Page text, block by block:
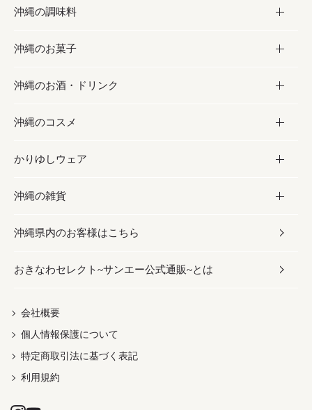
フルーツ・野菜
お肉
海産物
加工食品
缶詰／パウチ
沖縄料理
沖縄そば／乾麺
レトルト食品
乾物／粉類
沖縄の調味料
調味料
砂糖／黒砂糖
塩
お酢／ドレッシング
しょうゆ
みそ
だし／スパイス／島唐辛子
沖縄のお菓子
お菓子
黒糖
ちんすこう
伝統菓子
スナック
おつまみ
紅芋
沖縄のお酒・ドリンク
お酒・ドリンク
泡盛
ビール・チューハイ
ワイン・ウィスキー・カクテル
ドリンク
茶葉
沖縄のコスメ
コスメ
スキンケア
ボディケア
ヘアケア
UVケア
かりゆしウェア
かりゆしウェア
メンズ
レディース
沖縄の雑貨
雑貨
沖縄ファッション
伝統工芸品
沖縄県内のお客様はこちら
おきなわセレクト~サンエー公式通販~とは
会社概要
個人情報保護について
特定商取引法に基づく表記
利用規約